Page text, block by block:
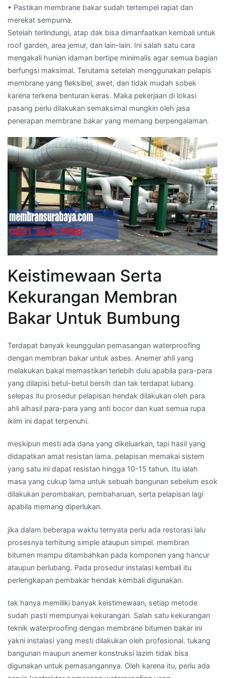
• Pastikan membrane bakar sudah tertempel rapat dan
merekat sempurna.
Setelah terlindungi, atap dak bisa dimanfaatkan kembali untuk
roof garden, area jemur, dan lain-lain. Ini salah satu cara
mengakali hunian idaman bertipe minimalis agar semua bagian
berfungsi maksimal. Terutama setelah menggunakan pelapis
membrane yang fleksibel, awet, dan tidak mudah sobek
karena terkena benturan keras. Maka pekerjaan di lokasi
pasang perlu dilakukan semaksimal mungkin oleh jasa
penerapan membrane bakar yang memang berpengalaman.
Keistimewaan Serta
Kekurangan Membran
Bakar Untuk Bumbung
Terdapat banyak keunggulan pemasangan waterproofing
dengan membran bakar untuk asbes. Anemer ahli yang
melakukan bakal memastikan terlebih dulu apabila para-para
yang dilapisi betul-betul bersih dan tak terdapat lubang.
selepas itu prosedur pelapisan hendak dilakukan oleh para
ahli alhasil para-para yang anti bocor dan kuat semua rupa
iklim ini dapat terpenuhi.
meskipun mesti ada dana yang dikeluarkan, tapi hasil yang
didapatkan amat resistan lama. pelapisan memakai sistem
yang satu ini dapat resistan hingga 10-15 tahun. Itu ialah
masa yang cukup lama untuk sebuah bangunan sebelum esok
dilakukan perombakan, pembaharuan, serta pelapisan lagi
apabila memang diperlukan.
jika dalam beberapa waktu ternyata perlu ada restorasi lalu
prosesnya terhitung simple ataupun simpel. membran
bitumen mampu ditambahkan pada komponen yang hancur
ataupun berlubang. Pada prosedur instalasi kembali itu
perlengkapan pembakar hendak kembali digunakan.
tak hanya memiliki banyak keistimewaan, setiap metode
sudah pasti mempunyai kekurangan. Salah satu kekurangan
teknik waterproofing dengan membrane bitumen bakar ini
yakni instalasi yang mesti dilakukan oleh profesional. tukang
bangunan maupun anemer konstruksi lazim tidak bisa
digunakan untuk pemasangannya. Oleh karena itu, perlu ada